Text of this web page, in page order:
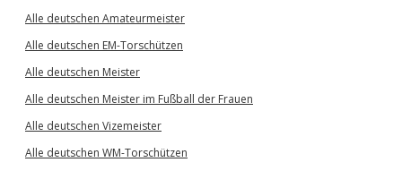
Alle deutschen Amateurmeister
Alle deutschen EM-Torschützen
Alle deutschen Meister
Alle deutschen Meister im Fußball der Frauen
Alle deutschen Vizemeister
Alle deutschen WM-Torschützen